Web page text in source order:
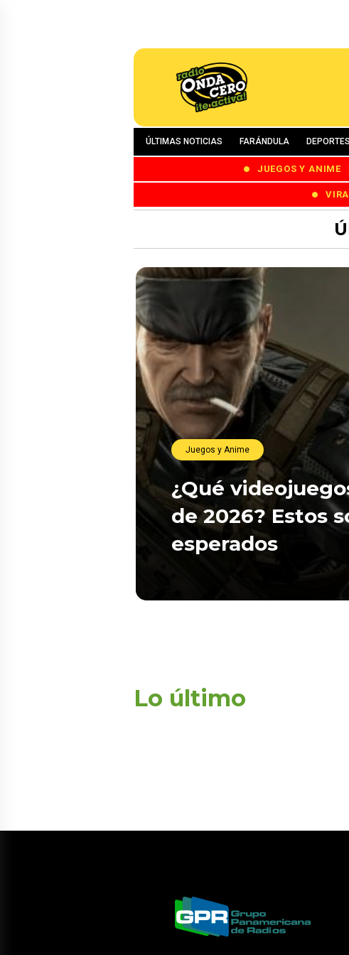
ÚLTIMAS NOTICIAS FARÁNDULA DEPORTES
JUEGOS Y ANIME
Juegos y Anime
¿Qué
de 2026? Estos
esperados
Lo último